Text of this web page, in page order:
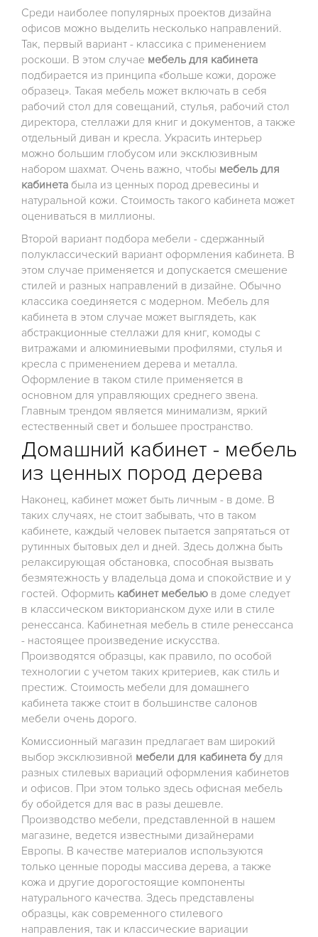
Среди наиболее популярных проектов дизайна
офисов можно выделить несколько направлений.
Так, первый вариант - классика с применением
роскоши. В этом случае мебель для кабинета
подбирается из принципа «больше кожи, дороже
образец». Такая мебель может включать в себя
рабочий стол для совещаний, стулья, рабочий стол
директора, стеллажи для книг и документов, а также
отдельный диван и кресла. Украсить интерьер
можно большим глобусом или эксклюзивным
набором шахмат. Очень важно, чтобы мебель для
кабинета была из ценных пород древесины и
натуральной кожи. Стоимость такого кабинета может
оцениваться в миллионы.
Второй вариант подбора мебели - сдержанный
полуклассический вариант оформления кабинета. В
этом случае применяется и допускается смешение
стилей и разных направлений в дизайне. Обычно
классика соединяется с модерном. Мебель для
кабинета в этом случае может выглядеть, как
абстракционные стеллажи для книг, комоды с
витражами и алюминиевыми профилями, стулья и
кресла с применением дерева и металла.
Оформление в таком стиле применяется в
основном для управляющих среднего звена.
Главным трендом является минимализм, яркий
естественный свет и большее пространство.
Домашний кабинет - мебель
из ценных пород дерева
Наконец, кабинет может быть личным - в доме. В
таких случаях, не стоит забывать, что в таком
кабинете, каждый человек пытается запрятаться от
рутинных бытовых дел и дней. Здесь должна быть
релаксирующая обстановка, способная вызвать
безмятежность у владельца дома и спокойствие и у
гостей. Оформить кабинет мебелью в доме следует
в классическом викторианском духе или в стиле
ренессанса. Кабинетная мебель в стиле ренессанса
- настоящее произведение искусства.
Производятся образцы, как правило, по особой
технологии с учетом таких критериев, как стиль и
престиж. Стоимость мебели для домашнего
кабинета также стоит в большинстве салонов
мебели очень дорого.
Комиссионный магазин предлагает вам широкий
выбор эксклюзивной мебели для кабинета бу для
разных стилевых вариаций оформления кабинетов
и офисов. При этом только здесь офисная мебель
бу обойдется для вас в разы дешевле.
Производство мебели, представленной в нашем
магазине, ведется известными дизайнерами
Европы. В качестве материалов используются
только ценные породы массива дерева, а также
кожа и другие дорогостоящие компоненты
натурального качества. Здесь представлены
образцы, как современного стилевого
направления, так и классические вариации